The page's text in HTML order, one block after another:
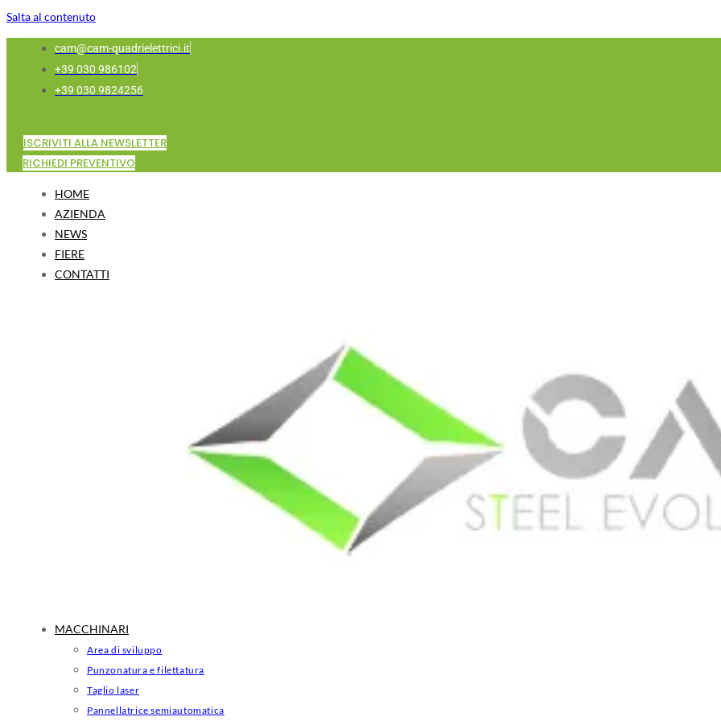
Salta al contenuto
cam@cam-quadrielettrici.it
+39 030 986102
+39 030 9824256
ISCRIVITI ALLA NEWSLETTER
RICHIEDI PREVENTIVO
HOME
AZIENDA
NEWS
FIERE
CONTATTI
MACCHINARI
Area di sviluppo
Punzonatura e filettatura
Taglio laser
Pannellatrice semiautomatica